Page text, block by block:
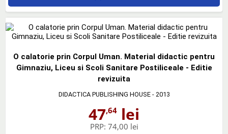
O calatorie prin Corpul Uman. Material didactic pentru
Gimnaziu, Liceu si Scoli Sanitare Postiliceale - Editie
revizuita
DIDACTICA PUBLISHING HOUSE- 2013
47,64 lei
PRP: 74,00 lei